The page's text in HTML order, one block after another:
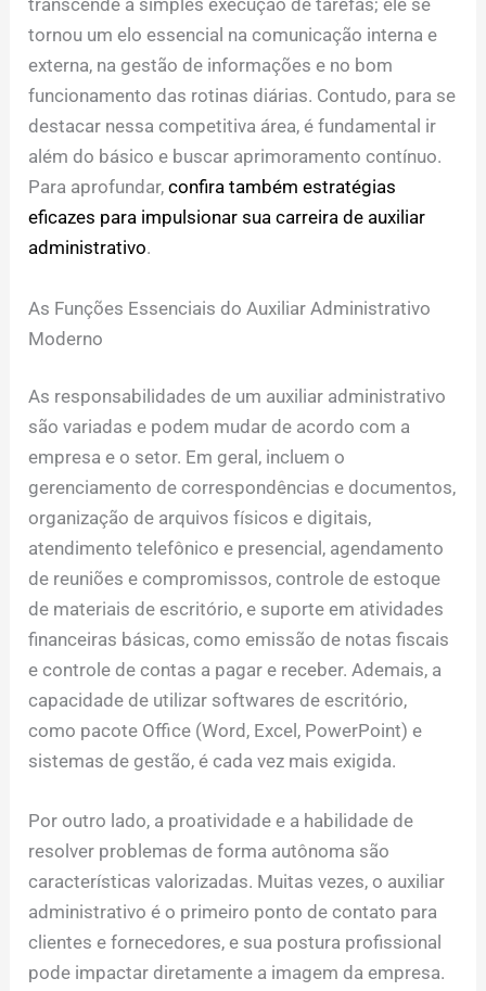
transcende a simples execução de tarefas; ele se
tornou um elo essencial na comunicação interna e
externa, na gestão de informações e no bom
funcionamento das rotinas diárias. Contudo, para se
destacar nessa competitiva área, é fundamental ir
além do básico e buscar aprimoramento contínuo.
Para aprofundar,confira também estratégias
eficazes para impulsionar sua carreira de auxiliar
administrativo.
As Funções Essenciais do Auxiliar Administrativo
Moderno
As responsabilidades de um auxiliar administrativo
são variadas e podem mudar de acordo com a
empresa e o setor. Em geral, incluem o
gerenciamento de correspondências e documentos,
organização de arquivos físicos e digitais,
atendimento telefônico e presencial, agendamento
de reuniões e compromissos, controle de estoque
de materiais de escritório, e suporte em atividades
financeiras básicas, como emissão de notas fiscais
e controle de contas a pagar e receber. Ademais, a
capacidade de utilizar softwares de escritório,
como pacote Office (Word, Excel, PowerPoint) e
sistemas de gestão, é cada vez mais exigida.
Por outro lado, a proatividade e a habilidade de
resolver problemas de forma autônoma são
características valorizadas. Muitas vezes, o auxiliar
administrativo é o primeiro ponto de contato para
clientes e fornecedores, e sua postura profissional
pode impactar diretamente a imagem da empresa.